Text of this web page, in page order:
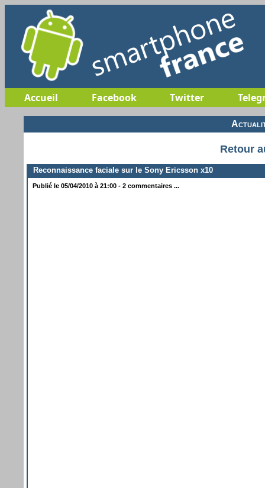
Accueil Facebook Twitter
Retour
Reconnaissance faciale sur le Sony Ericsson x10
Publié le 05/04/2010 à 21:00 - 2 commentaires ...